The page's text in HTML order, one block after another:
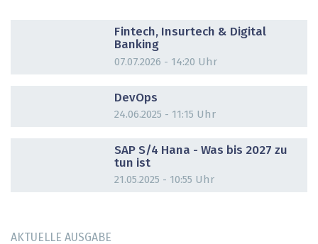
Fintech, Insurtech & Digital
Banking
07.07.2026 - 14:20 Uhr
DevOps
24.06.2025 - 11:15 Uhr
SAP S/4 Hana - Was bis 2027 zu
tun ist
21.05.2025 - 10:55 Uhr
AKTUELLE AUSGABE